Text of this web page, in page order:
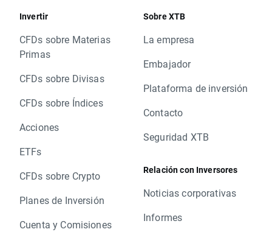
Invertir
CFDs sobre Materias
Primas
CFDs sobre Divisas
CFDs sobre Índices
Acciones
ETFs
CFDs sobre Crypto
Planes de Inversión
Cuenta y Comisiones
Sobre XTB
La empresa
Embajador
Plataforma de inversión
Contacto
Seguridad XTB
Relación con Inversores
Noticias corporativas
Informes